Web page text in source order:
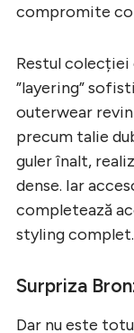
compromite
Restul
”layering”
outerwear
precum talie
guler înalt,
dense. Iar
completează
styling complet.
Surpriza
Dar nu este